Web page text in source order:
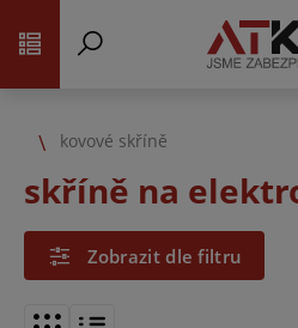
kovové skříně
skříně na
Zobrazit dle filtru